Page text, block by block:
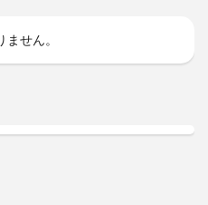
せん。